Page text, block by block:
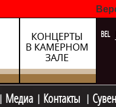
BEL
Медиа Контакты